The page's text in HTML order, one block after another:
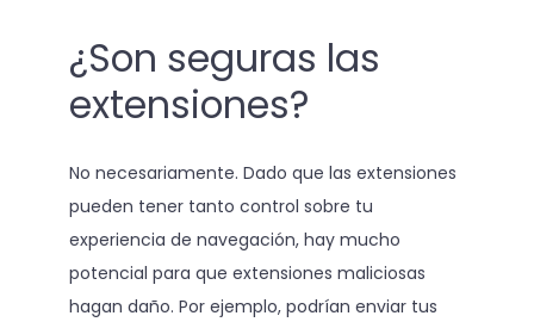
¿Son seguras las
extensiones?
No necesariamente. Dado que las extensiones
pueden tener tanto control sobre tu
experiencia de navegación, hay mucho
potencial para que extensiones maliciosas
hagan daño. Por ejemplo, podrían enviar tus